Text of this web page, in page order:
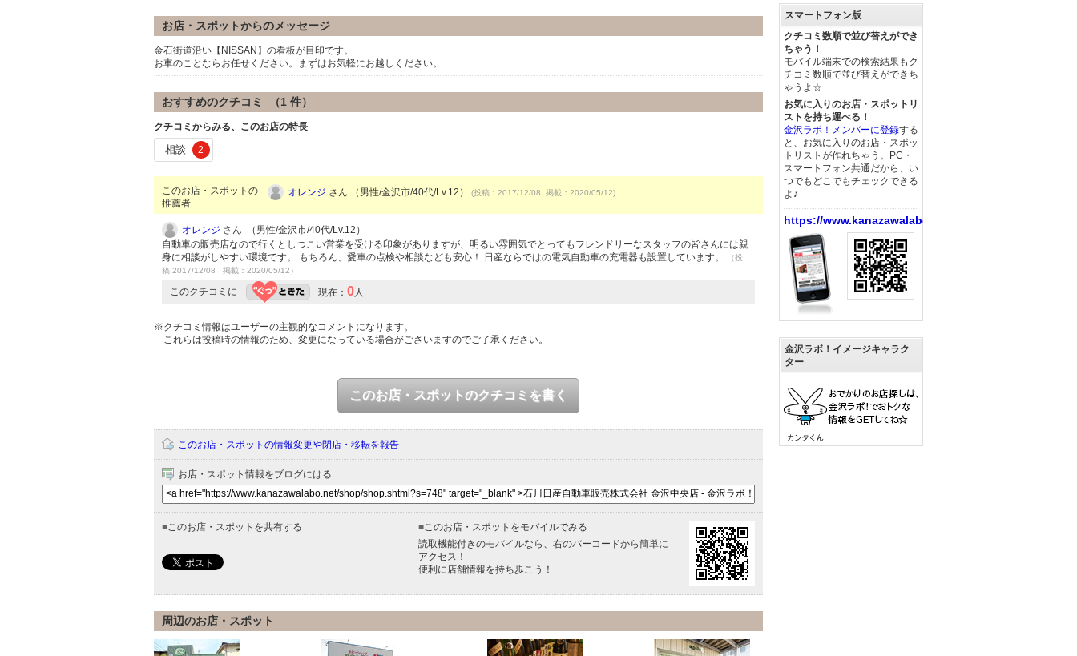
お店・スポットからのメッセージ
金石街道沿い【NISSAN】の看板が目印です。
お車のことならお任せください。まずはお気軽にお越しください。
おすすめのクチコミ （1 件）
クチコミからみる、このお店の特長
相談 2
このお店・スポットの
推薦者
オレンジ さん （男性/金沢市/40代/Lv.12） (投稿：2017/12/08 掲載：2020/05/12)
オレンジ さん （男性/金沢市/40代/Lv.12）
自動車の販売店なので行くとしつこい営業を受ける印象がありますが、明るい雰囲気でとってもフレンドリーなスタッフの皆さんには親
身に相談がしやすい環境です。 もちろん、愛車の点検や相談なども安心！ 日産ならではの電気自動車の充電器も設置しています。
（投
稿:2017/12/08 掲載：2020/05/12）
このクチコミに 現在： 0 人
※クチコミ情報はユーザーの主観的なコメントになります。
これらは投稿時の情報のため、変更になっている場合がございますのでご了承ください。
このお店・スポットのクチコミを書く
このお店・スポットの情報変更や閉店・移転を報告
お店・スポット情報をブログにはる
■ このお店・スポットを共有する ■ このお店・スポットをモバイルでみる
読取機能付きのモバイルなら、右のバーコードから簡単に
アクセス！
便利に店舗情報を持ち歩こう！
周辺のお店・スポット
スマートフォン版
クチコミ数順で並び替えができ
ちゃう！
モバイル端末での検索結果もク
チコミ数順で並び替えができち
ゃうよ☆
お気に入りのお店・スポットリ
ストを持ち運べる！
金沢ラボ！メンバーに登録する
と、お気に入りのお店・スポッ
トリストが作れちゃう。PC・
スマートフォン共通だから、い
つでもどこでもチェックできる
よ♪
https://www.kanazawalabo.net/
金沢ラボ！イメージキャラク
ター